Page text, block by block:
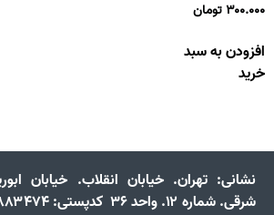
۳۰۰.۰۰۰ تومان
افزودن به سبد
خرید
نشانی: تهران. خیابان انقلاب. خیابان
شرقی. شماره ۱۲. واحد ۳۶ کدپستی: ۱۳۱۵۸۸۳۴۷۴